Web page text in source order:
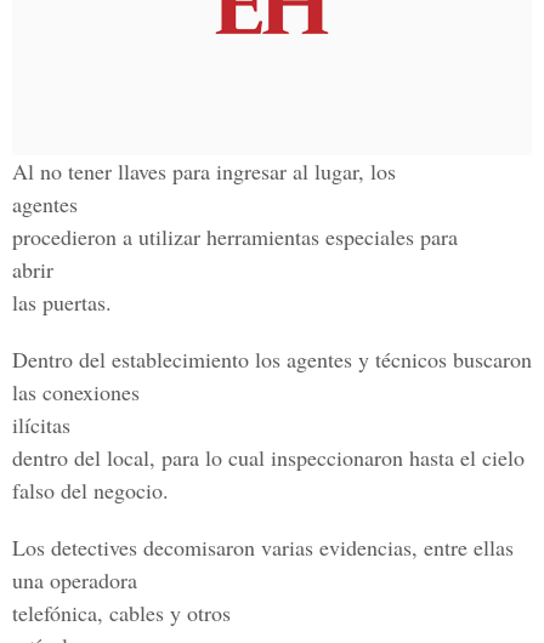
Al no tener llaves para ingresar al lugar, los
agentes
procedieron a utilizar herramientas especiales para
abrir
las puertas.
Dentro del establecimiento los agentes y técnicos buscaron
las conexiones
ilícitas
dentro del local, para lo cual inspeccionaron hasta el cielo
falso del negocio.
Los detectives decomisaron varias evidencias, entre ellas
una operadora
telefónica, cables y otros